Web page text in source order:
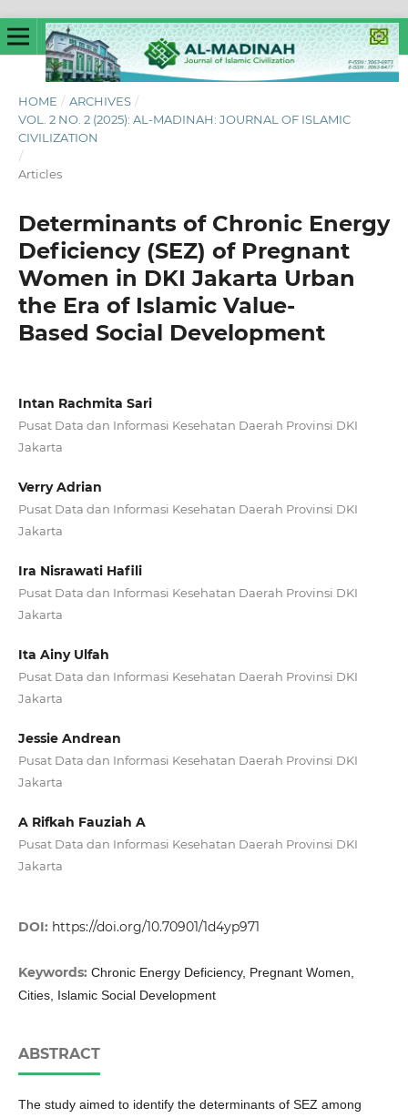
HOME / ARCHIVES /
VOL. 2 NO. 2 (2025): AL-MADINAH: JOURNAL OF ISLAMIC
CIVILIZATION
/
Articles
Determinants of Chronic Energy
Deficiency (SEZ) of Pregnant
Women in DKI Jakarta Urban
the Era of Islamic Value-
Based Social Development
Intan Rachmita Sari
Pusat Data dan Informasi Kesehatan Daerah Provinsi DKI
Jakarta
Verry Adrian
Pusat Data dan Informasi Kesehatan Daerah Provinsi DKI
Jakarta
Ira Nisrawati Hafili
Pusat Data dan Informasi Kesehatan Daerah Provinsi DKI
Jakarta
Ita Ainy Ulfah
Pusat Data dan Informasi Kesehatan Daerah Provinsi DKI
Jakarta
Jessie Andrean
Pusat Data dan Informasi Kesehatan Daerah Provinsi DKI
Jakarta
A Rifkah Fauziah A
Pusat Data dan Informasi Kesehatan Daerah Provinsi DKI
Jakarta
DOI: https://doi.org/10.70901/1d4yp971
Keywords: Chronic Energy Deficiency, Pregnant Women,
Cities, Islamic Social Development
ABSTRACT
The study aimed to identify the determinants of SEZ among